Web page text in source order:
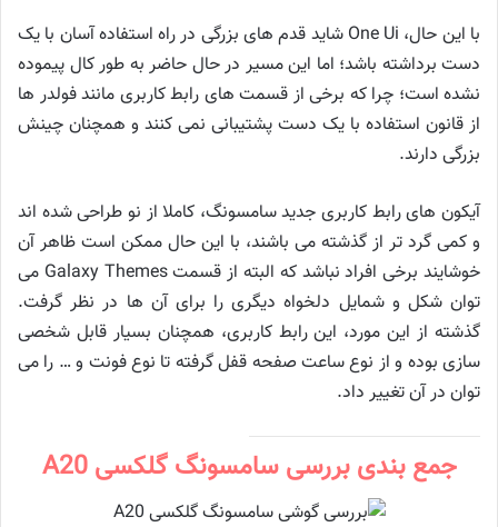
با این حال، One Ui شاید قدم های بزرگی در راه استفاده آسان با یک
دست برداشته باشد؛ اما این مسیر در حال حاضر به طور کال پیموده
نشده است؛ چرا که برخی از قسمت های رابط کاربری مانند فولدر ها
از قانون استفاده با یک دست پشتیبانی نمی کنند و همچنان چینش
بزرگی دارند.
آیکون های رابط کاربری جدید سامسونگ، کاملا از نو طراحی شده اند
و کمی گرد تر از گذشته می باشند، با این حال ممکن است ظاهر آن
خوشایند برخی افراد نباشد که البته از قسمت Galaxy Themes می
توان شکل و شمایل دلخواه دیگری را برای آن ها در نظر گرفت.
گذشته از این مورد، این رابط کاربری، همچنان بسیار قابل شخصی
سازی بوده و از نوع ساعت صفحه قفل گرفته تا نوع فونت و … را می
توان در آن تغییر داد.
جمع بندی بررسی سامسونگ گلکسی A20